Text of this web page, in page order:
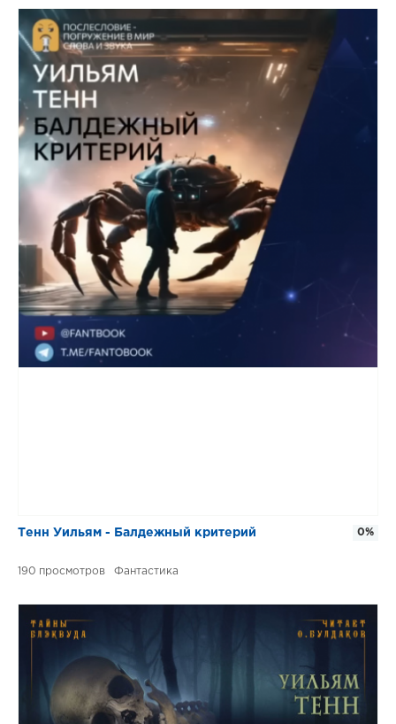
Тенн Уильям - Балдежный критерий
190 Фантастика
0%